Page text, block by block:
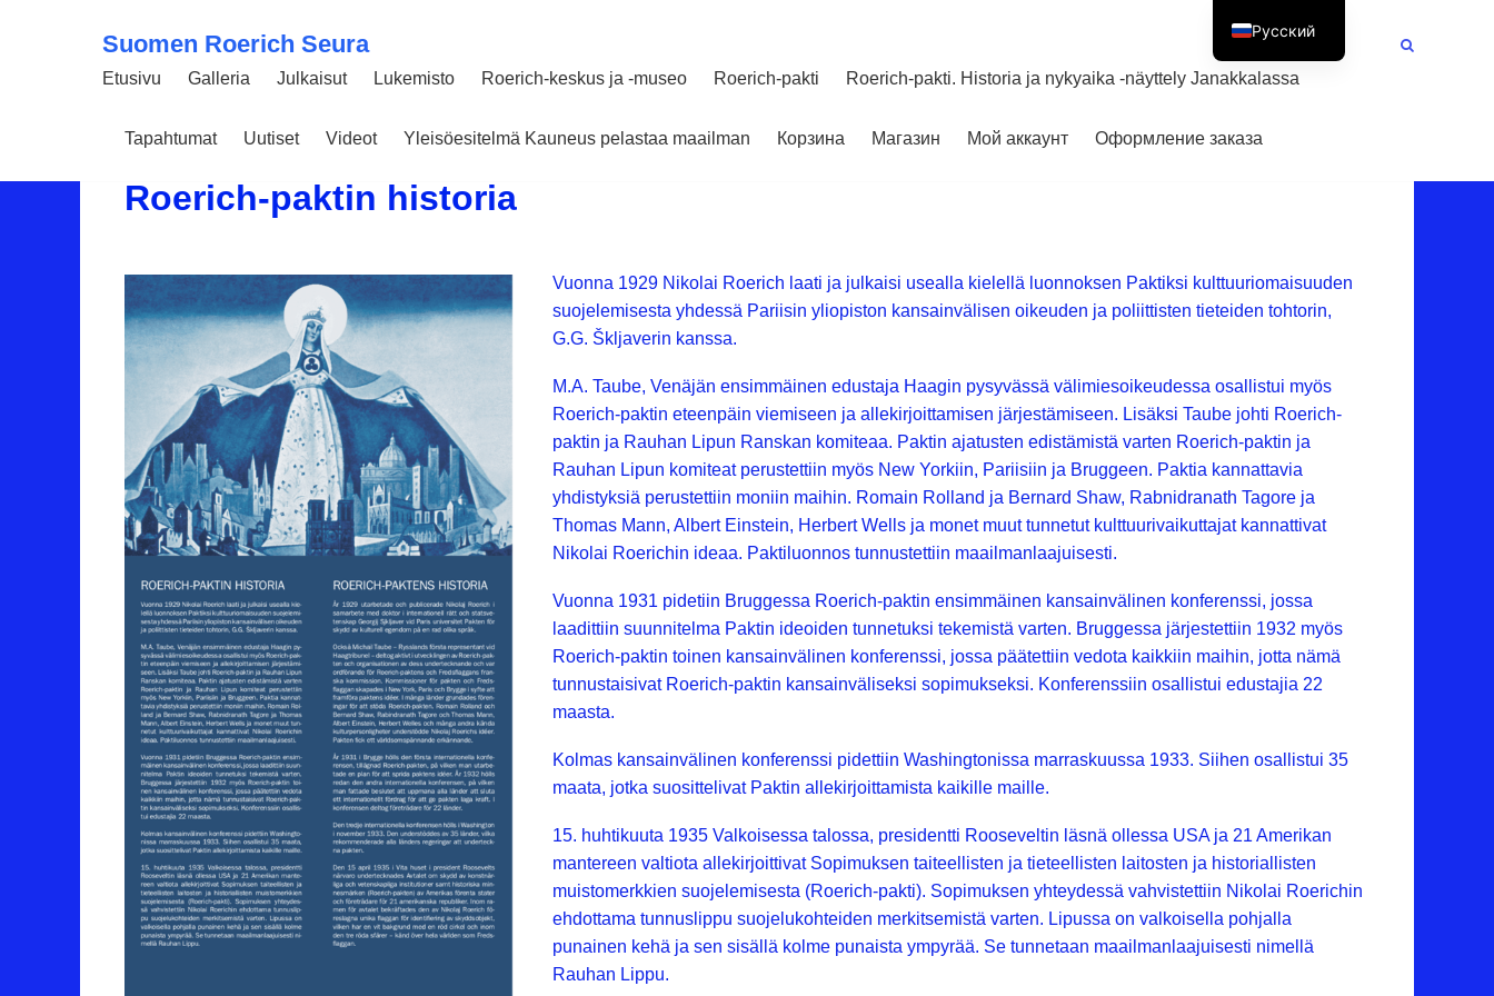
Suomen Roerich Seura
Etusivu Galleria Julkaisut Lukemisto Roerich-keskus ja -museo Roerich-pakti Roerich-pakti. Historia ja nykyaika -näyttely Janakkalassa
Tapahtumat Uutiset Videot Yleisöesitelmä Kauneus pelastaa maailman Корзина Магазин Мой аккаунт Оформление заказа
07 СЕНТЯБРЯ 2018
Roerich-paktin historia
Vuonna 1929 Nikolai Roerich laati ja julkaisi usealla kielellä luonnoksen Paktiksi kulttuuriomaisuuden
suojelemisesta yhdessä Pariisin yliopiston kansainvälisen oikeuden ja poliittisten tieteiden tohtorin,
G.G. Škljaverin kanssa.
M.A. Taube, Venäjän ensimmäinen edustaja Haagin pysyvässä välimiesoikeudessa osallistui myös
Roerich-paktin eteenpäin viemiseen ja allekirjoittamisen järjestämiseen. Lisäksi Taube johti Roerich-
paktin ja Rauhan Lipun Ranskan komiteaa. Paktin ajatusten edistämistä varten Roerich-paktin ja
Rauhan Lipun komiteat perustettiin myös New Yorkiin, Pariisiin ja Bruggeen. Paktia kannattavia
yhdistyksiä perustettiin moniin maihin. Romain Rolland ja Bernard Shaw, Rabnidranath Tagore ja
Thomas Mann, Albert Einstein, Herbert Wells ja monet muut tunnetut kulttuurivaikuttajat kannattivat
Nikolai Roerichin ideaa. Paktiluonnos tunnustettiin maailmanlaajuisesti.
Vuonna 1931 pidetiin Bruggessa Roerich-paktin ensimmäinen kansainvälinen konferenssi, jossa
laadittiin suunnitelma Paktin ideoiden tunnetuksi tekemistä varten. Bruggessa järjestettiin 1932 myös
Roerich-paktin toinen kansainvälinen konferenssi, jossa päätettiin vedota kaikkiin maihin, jotta nämä
tunnustaisivat Roerich-paktin kansainväliseksi sopimukseksi. Konferenssiin osallistui edustajia 22
maasta.
Kolmas kansainvälinen konferenssi pidettiin Washingtonissa marraskuussa 1933. Siihen osallistui 35
maata, jotka suosittelivat Paktin allekirjoittamista kaikille maille.
15. huhtikuuta 1935 Valkoisessa talossa, presidentti Rooseveltin läsnä ollessa USA ja 21 Amerikan
mantereen valtiota allekirjoittivat Sopimuksen taiteellisten ja tieteellisten laitosten ja historiallisten
muistomerkkien suojelemisesta (Roerich-pakti). Sopimuksen yhteydessä vahvistettiin Nikolai Roerichin
ehdottama tunnuslippu suojelukohteiden merkitsemistä varten. Lipussa on valkoisella pohjalla
punainen kehä ja sen sisällä kolme punaista ympyrää. Se tunnetaan maailmanlaajuisesti nimellä
Rauhan Lippu.
Русский
Suomi